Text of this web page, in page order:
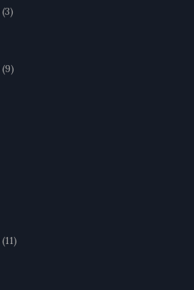
(3)
(9)
(11)